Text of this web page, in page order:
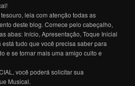
leia com atenção todas as
deste blog. Comece pelo cabeçalho,
abas: Início, Apresentação, Toque Inicial
tudo que você precisa saber para
e se tornar mais uma amigo culto e
você poderá solicitar sua
Musical.